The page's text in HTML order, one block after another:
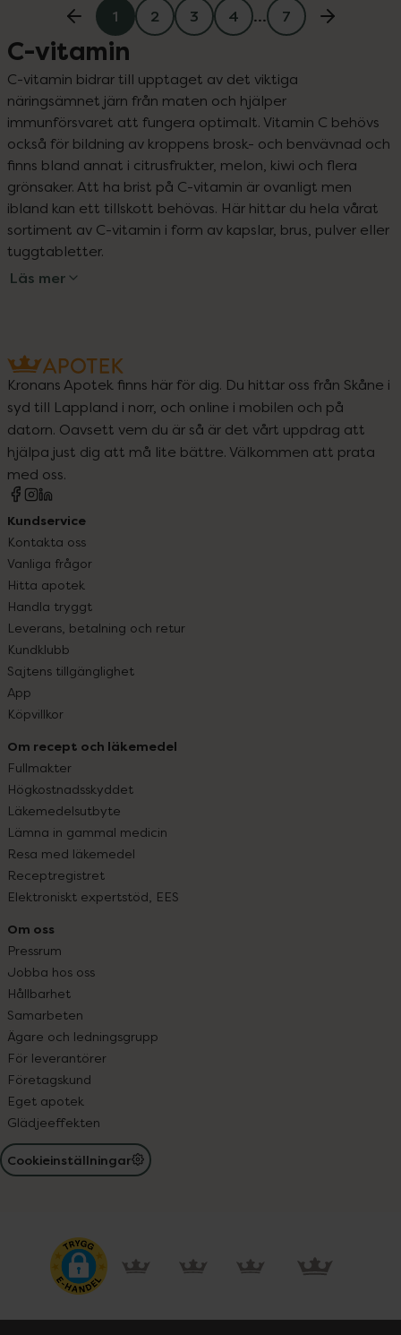
1 2 3 4 … 7
C-vitamin
C-vitamin bidrar till upptaget av det viktiga
näringsämnet järn från maten och hjälper
immunförsvaret att fungera optimalt. Vitamin C behövs
också för bildning av kroppens brosk- och benvävnad och
finns bland annat i citrusfrukter, melon, kiwi och flera
grönsaker. Att ha brist på C-vitamin är ovanligt men
ibland kan ett tillskott behövas. Här hittar du hela vårat
sortiment av C-vitamin i form av kapslar, brus, pulver eller
tuggtabletter.
Läs mer
Kronans Apotek finns här för dig. Du hittar oss från Skåne i
syd till Lappland i norr, och online i mobilen och på
datorn. Oavsett vem du är så är det vårt uppdrag att
hjälpa just dig att må lite bättre. Välkommen att prata
med oss.
Kundservice
Kontakta oss
Vanliga frågor
Hitta apotek
Handla tryggt
Leverans, betalning och retur
Kundklubb
Sajtens tillgänglighet
App
Köpvillkor
Om recept och läkemedel
Fullmakter
Högkostnadsskyddet
Läkemedelsutbyte
Lämna in gammal medicin
Resa med läkemedel
Receptregistret
Elektroniskt expertstöd, EES
Om oss
Pressrum
Jobba hos oss
Hållbarhet
Samarbeten
Ägare och ledningsgrupp
För leverantörer
Företagskund
Eget apotek
Glädjeeffekten
Cookieinställningar